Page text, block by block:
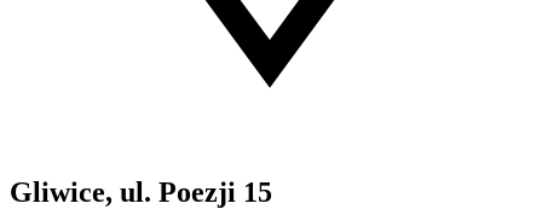
Gliwice, ul. Poezji 15